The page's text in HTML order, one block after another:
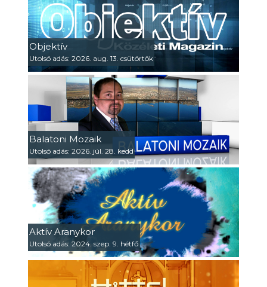
Objektív
Utolsó adás: 2026. aug. 13. csütörtök
Balatoni Mozaik
Utolsó adás: 2026. júl. 28. kedd
Aktív Aranykor
Utolsó adás: 2024. szep. 9. hétfő